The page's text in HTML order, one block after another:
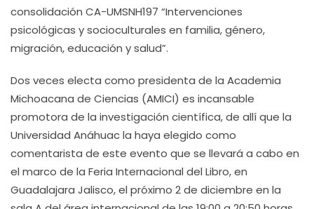
consolidación CA-UMSNH197 “Intervenciones
psicológicas y socioculturales en familia, género,
migración, educación y salud”.
Dos veces electa como presidenta de la Academia
Michoacana de Ciencias (AMICI) es incansable
promotora de la investigación científica, de allí que la
Universidad Anáhuac la haya elegido como
comentarista de este evento que se llevará a cabo en
el marco de la Feria Internacional del Libro, en
Guadalajara Jalisco, el próximo 2 de diciembre en la